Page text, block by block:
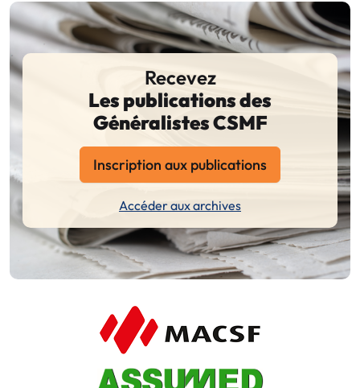
Recevez
Les publications des
Généralistes CSMF
Inscription aux publications
Accéder aux archives